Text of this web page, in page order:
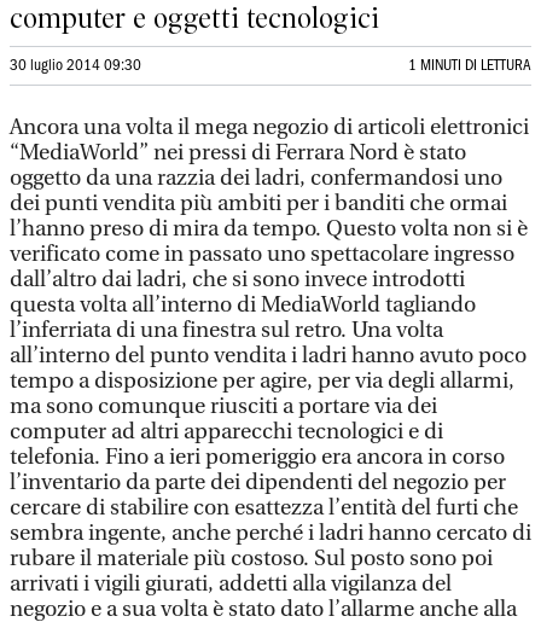
computer e oggetti tecnologici
30 luglio 2014 09:30 1 MINUTI DI LETTURA
Ancora una volta il mega negozio di articoli elettronici
“MediaWorld” nei pressi di Ferrara Nord è stato
oggetto da una razzia dei ladri, confermandosi uno
dei punti vendita più ambiti per i banditi che ormai
l’hanno preso di mira da tempo. Questo volta non si è
verificato come in passato uno spettacolare ingresso
dall’altro dai ladri, che si sono invece introdotti
questa volta all’interno di MediaWorld tagliando
l’inferriata di una finestra sul retro. Una volta
all’interno del punto vendita i ladri hanno avuto poco
tempo a disposizione per agire, per via degli allarmi,
ma sono comunque riusciti a portare via dei
computer ad altri apparecchi tecnologici e di
telefonia. Fino a ieri pomeriggio era ancora in corso
l’inventario da parte dei dipendenti del negozio per
cercare di stabilire con esattezza l’entità del furti che
sembra ingente, anche perché i ladri hanno cercato di
rubare il materiale più costoso. Sul posto sono poi
arrivati i vigili giurati, addetti alla vigilanza del
negozio e a sua volta è stato dato l’allarme anche alla